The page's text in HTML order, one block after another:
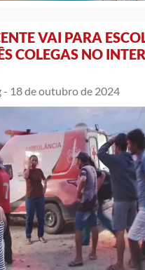
VAI PARA
COLEGAS NO
- 18 de outubro de 2024